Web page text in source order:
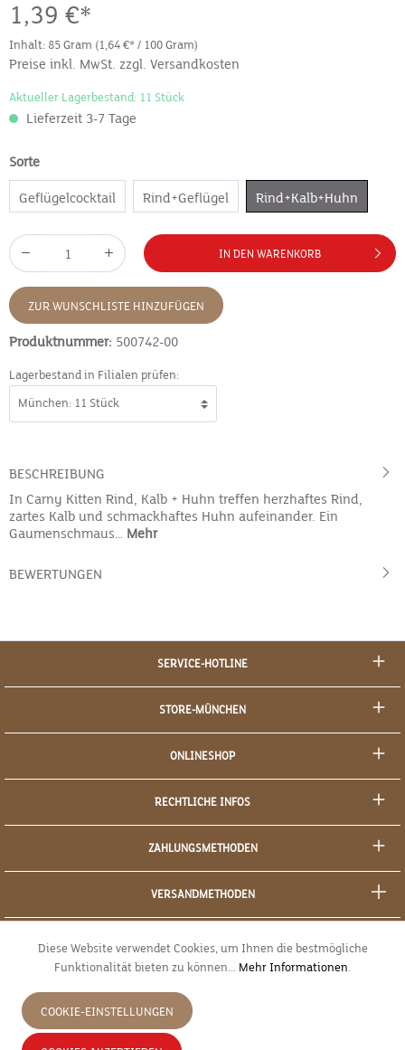
1,39 €*
Inhalt: 85 Gram (1,64 €* / 100 Gram)
Preise inkl. MwSt. zzgl. Versandkosten
Aktueller Lagerbestand: 11 Stück
Lieferzeit 3-7 Tage
Sorte
Geflügelcocktail Rind+Geflügel Rind+Kalb+Huhn
IN DEN WARENKORB
ZUR WUNSCHLISTE HINZUFÜGEN
Produktnummer: 500742-00
Lagerbestand in Filialen prüfen:
BESCHREIBUNG
In Carny Kitten Rind, Kalb + Huhn treffen herzhaftes Rind,
zartes Kalb und schmackhaftes Huhn aufeinander. Ein
Gaumenschmaus… Mehr
BEWERTUNGEN
SERVICE-HOTLINE
STORE-MÜNCHEN
ONLINESHOP
RECHTLICHE INFOS
ZAHLUNGSMETHODEN
VERSANDMETHODEN
JETZT WIDERRUFEN
Diese Website verwendet Cookies, um Ihnen die bestmögliche
Funktionalität bieten zu können... Mehr Informationen.
COOKIE-EINSTELLUNGEN